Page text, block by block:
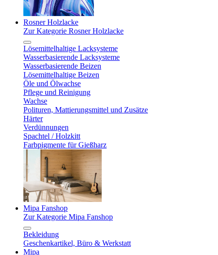
Rosner Holzlacke
Zur Kategorie Rosner Holzlacke
Lösemittelhaltige Lacksysteme
Wasserbasierende Lacksysteme
Wasserbasierende Beizen
Lösemittelhaltige Beizen
Öle und Ölwachse
Pflege und Reinigung
Wachse
Polituren, Mattierungsmittel und Zusätze
Härter
Verdünnungen
Spachtel / Holzkitt
Farbpigmente für Gießharz
Mipa Fanshop
Zur Kategorie Mipa Fanshop
Bekleidung
Geschenkartikel, Büro & Werkstatt
Mipa